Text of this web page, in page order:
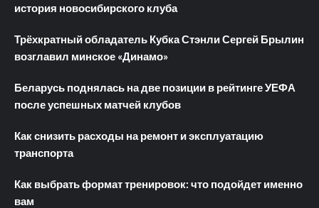
история новосибирского клуба
Трёхкратный обладатель Кубка Стэнли Сергей Брылин
возглавил минское «Динамо»
Беларусь поднялась на две позиции в рейтинге УЕФА
после успешных матчей клубов
Как снизить расходы на ремонт и эксплуатацию
транспорта
Как выбрать формат тренировок: что подойдет именно
вам